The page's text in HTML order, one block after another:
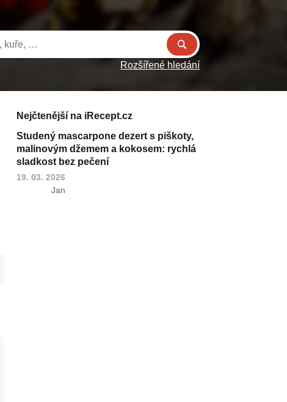
Rozšířené hledání
Nejčtenější na iRecept.cz
Studený mascarpone dezert s piškoty,
malinovým džemem a kokosem: rychlá
sladkost bez pečení
19. 03. 2026
Jan